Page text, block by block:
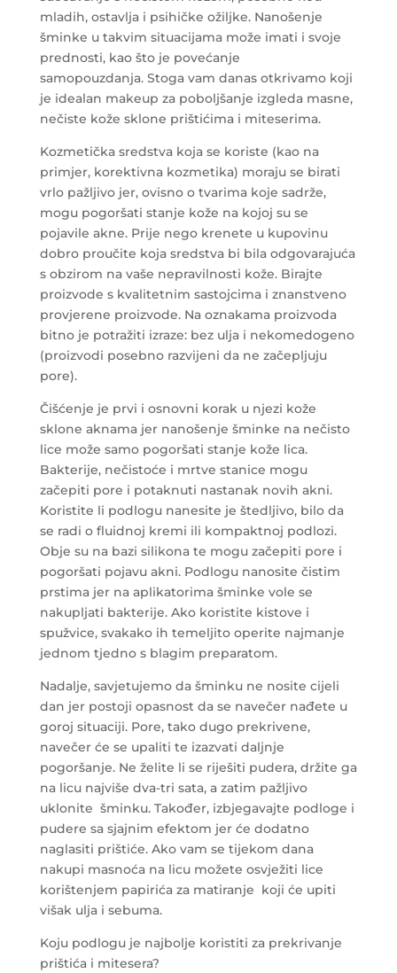
mladih, ostavlja i psihičke ožiljke. Nanošenje
šminke u takvim situacijama može imati i svoje
prednosti, kao što je povećanje
samopouzdanja. Stoga vam danas otkrivamo koji
je idealan makeup za poboljšanje izgleda masne,
nečiste kože sklone prištićima i miteserima.
Kozmetička sredstva koja se koriste (kao na
primjer, korektivna kozmetika) moraju se birati
vrlo pažljivo jer, ovisno o tvarima koje sadrže,
mogu pogoršati stanje kože na kojoj su se
pojavile akne. Prije nego krenete u kupovinu
dobro proučite koja sredstva bi bila odgovarajuća
s obzirom na vaše nepravilnosti kože. Birajte
proizvode s kvalitetnim sastojcima i znanstveno
provjerene proizvode. Na oznakama proizvoda
bitno je potražiti izraze: bez ulja i nekomedogeno
(proizvodi posebno razvijeni da ne začepljuju
pore).
Čišćenje je prvi i osnovni korak u njezi kože
sklone aknama jer nanošenje šminke na nečisto
lice može samo pogoršati stanje kože lica.
Bakterije, nečistoće i mrtve stanice mogu
začepiti pore i potaknuti nastanak novih akni.
Koristite li podlogu nanesite je štedljivo, bilo da
se radi o fluidnoj kremi ili kompaktnoj podlozi.
Obje su na bazi silikona te mogu začepiti pore i
pogoršati pojavu akni. Podlogu nanosite čistim
prstima jer na aplikatorima šminke vole se
nakupljati bakterije. Ako koristite kistove i
spužvice, svakako ih temeljito operite najmanje
jednom tjedno s blagim preparatom.
Nadalje, savjetujemo da šminku ne nosite cijeli
dan jer postoji opasnost da se navečer nađete u
goroj situaciji. Pore, tako dugo prekrivene,
navečer će se upaliti te izazvati daljnje
pogoršanje. Ne želite li se riješiti pudera, držite ga
na licu najviše dva-tri sata, a zatim pažljivo
uklonite šminku. Također, izbjegavajte podloge i
pudere sa sjajnim efektom jer će dodatno
naglasiti prištiće. Ako vam se tijekom dana
nakupi masnoća na licu možete osvježiti lice
korištenjem papirića za matiranje koji će upiti
višak ulja i sebuma.
Koju podlogu je najbolje koristiti za prekrivanje
prištića i mitesera?